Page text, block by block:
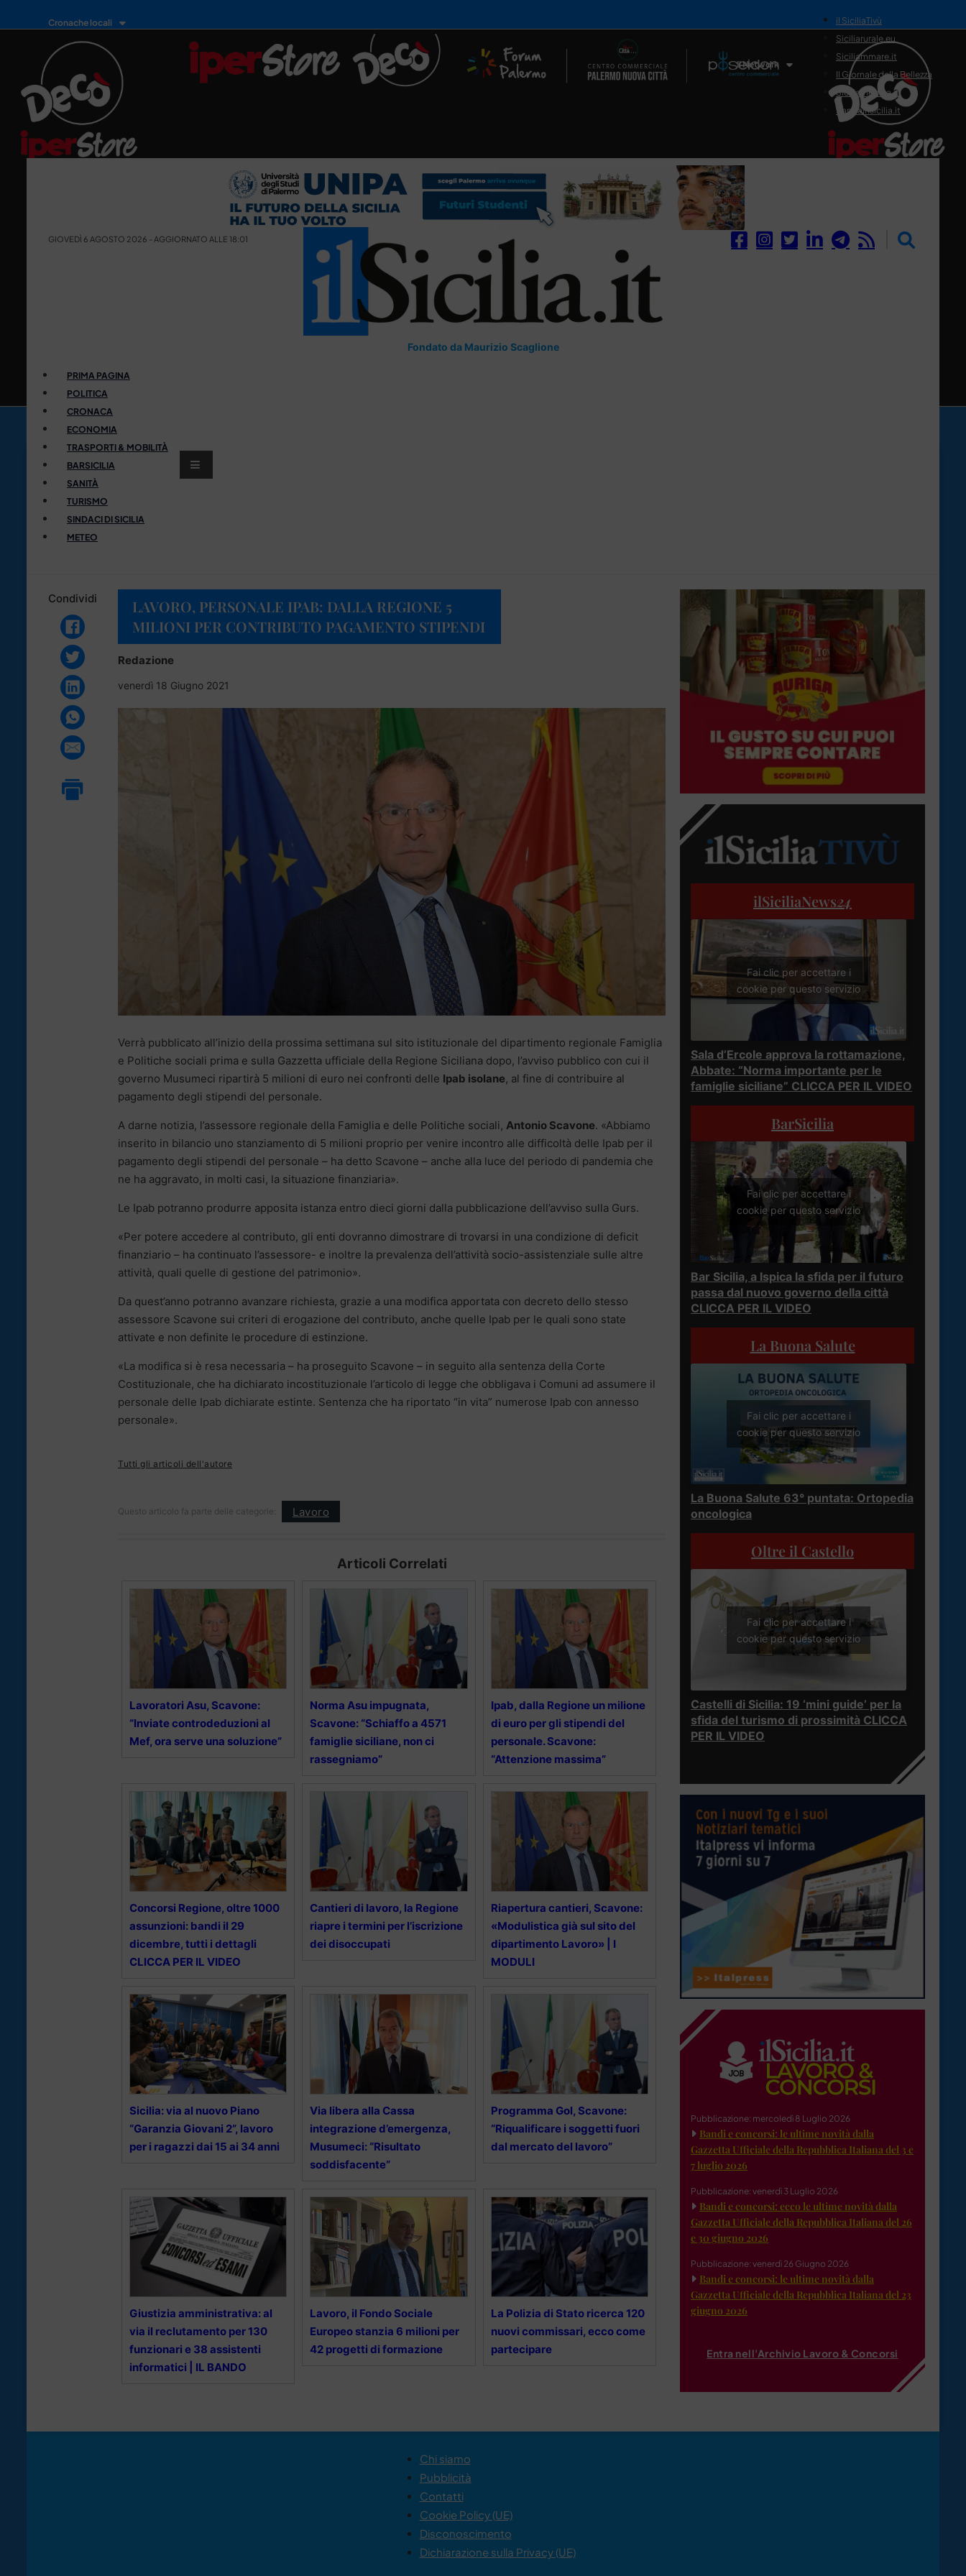
Cronache locali
Il Network
il SiciliaTivù
Siciliarurale.eu
Siciliammare.it
Il Giornale della Bellezza
Siciliamedica.it
Sanitainsicilia.it
GIOVEDÌ 6 AGOSTO 2026 - AGGIORNATO ALLE 18:01
Fondato da Maurizio Scaglione
PRIMA PAGINA
POLITICA
CRONACA
ECONOMIA
TRASPORTI & MOBILITÀ
BARSICILIA
SANITÀ
TURISMO
SINDACI DI SICILIA
METEO
Condividi
LAVORO, PERSONALE IPAB: DALLA REGIONE 5
MILIONI PER CONTRIBUTO PAGAMENTO STIPENDI
Redazione
venerdì 18 Giugno 2021
Verrà pubblicato all’inizio della prossima settimana sul sito istituzionale del dipartimento regionale Famiglia
e Politiche sociali prima e sulla Gazzetta ufficiale della Regione Siciliana dopo, l’avviso pubblico con cui il
governo Musumeci ripartirà 5 milioni di euro nei confronti delle Ipab isolane, al fine di contribuire al
pagamento degli stipendi del personale.
A darne notizia, l’assessore regionale della Famiglia e delle Politiche sociali, Antonio Scavone. «Abbiamo
inserito in bilancio uno stanziamento di 5 milioni proprio per venire incontro alle difficoltà delle Ipab per il
pagamento degli stipendi del personale – ha detto Scavone – anche alla luce del periodo di pandemia che
ne ha aggravato, in molti casi, la situazione finanziaria».
Le Ipab potranno produrre apposita istanza entro dieci giorni dalla pubblicazione dell’avviso sulla Gurs.
«Per potere accedere al contributo, gli enti dovranno dimostrare di trovarsi in una condizione di deficit
finanziario – ha continuato l’assessore- e inoltre la prevalenza dell’attività socio-assistenziale sulle altre
attività, quali quelle di gestione del patrimonio».
Da quest’anno potranno avanzare richiesta, grazie a una modifica apportata con decreto dello stesso
assessore Scavone sui criteri di erogazione del contributo, anche quelle Ipab per le quali sono state
attivate e non definite le procedure di estinzione.
«La modifica si è resa necessaria – ha proseguito Scavone – in seguito alla sentenza della Corte
Costituzionale, che ha dichiarato incostituzionale l’articolo di legge che obbligava i Comuni ad assumere il
personale delle Ipab dichiarate estinte. Sentenza che ha riportato “in vita” numerose Ipab con annesso
personale».
Tutti gli articoli dell'autore
Questo articolo fa parte delle categorie: Lavoro
Articoli Correlati
Lavoratori Asu, Scavone:
“Inviate controdeduzioni al
Mef, ora serve una soluzione”
Norma Asu impugnata,
Scavone: “Schiaffo a 4571
famiglie siciliane, non ci
rassegniamo”
Ipab, dalla Regione un milione
di euro per gli stipendi del
personale. Scavone:
“Attenzione massima”
Concorsi Regione, oltre 1000
assunzioni: bandi il 29
dicembre, tutti i dettagli
CLICCA PER IL VIDEO
Cantieri di lavoro, la Regione
riapre i termini per l’iscrizione
dei disoccupati
Riapertura cantieri, Scavone:
«Modulistica già sul sito del
dipartimento Lavoro» | I
MODULI
Sicilia: via al nuovo Piano
“Garanzia Giovani 2”, lavoro
per i ragazzi dai 15 ai 34 anni
Via libera alla Cassa
integrazione d’emergenza,
Musumeci: “Risultato
soddisfacente”
Programma Gol, Scavone:
“Riqualificare i soggetti fuori
dal mercato del lavoro”
Giustizia amministrativa: al
via il reclutamento per 130
funzionari e 38 assistenti
informatici | IL BANDO
Lavoro, il Fondo Sociale
Europeo stanzia 6 milioni per
42 progetti di formazione
La Polizia di Stato ricerca 120
nuovi commissari, ecco come
partecipare
ilSiciliaNews24
Fai clic per accettare i
cookie per questo servizio
Sala d’Ercole approva la rottamazione,
Abbate: “Norma importante per le
famiglie siciliane” CLICCA PER IL VIDEO
BarSicilia
Fai clic per accettare i
cookie per questo servizio
Bar Sicilia, a Ispica la sfida per il futuro
passa dal nuovo governo della città
CLICCA PER IL VIDEO
La Buona Salute
Fai clic per accettare i
cookie per questo servizio
La Buona Salute 63° puntata: Ortopedia
oncologica
Oltre il Castello
Fai clic per accettare i
cookie per questo servizio
Castelli di Sicilia: 19 ‘mini guide’ per la
sfida del turismo di prossimità CLICCA
PER IL VIDEO
Pubblicazione: mercoledì 8 Luglio 2026
Bandi e concorsi: le ultime novità dalla
Gazzetta Ufficiale della Repubblica Italiana del 3 e
7 luglio 2026
Pubblicazione: venerdì 3 Luglio 2026
Bandi e concorsi: ecco le ultime novità dalla
Gazzetta Ufficiale della Repubblica Italiana del 26
e 30 giugno 2026
Pubblicazione: venerdì 26 Giugno 2026
Bandi e concorsi: le ultime novità dalla
Gazzetta Ufficiale della Repubblica Italiana del 23
giugno 2026
Entra nell'Archivio Lavoro & Concorsi
Chi siamo
Pubblicità
Contatti
Cookie Policy (UE)
Disconoscimento
Dichiarazione sulla Privacy (UE)